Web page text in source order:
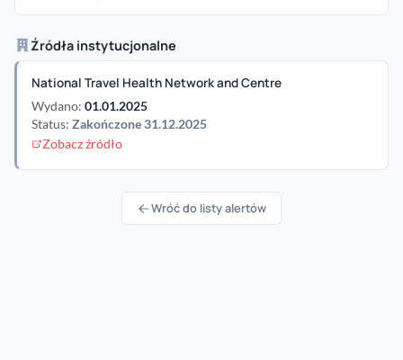
Źródła instytucjonalne
National Travel Health Network and Centre
Wydano: 01.01.2025
Status: Zakończone 31.12.2025
Zobacz źródło
Wróć do listy alertów